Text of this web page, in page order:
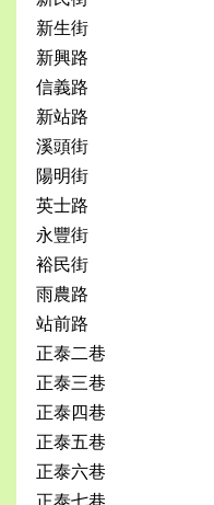
新生街
新興路
信義路
新站路
溪頭街
陽明街
英士路
永豐街
裕民街
雨農路
站前路
正泰二巷
正泰三巷
正泰四巷
正泰五巷
正泰六巷